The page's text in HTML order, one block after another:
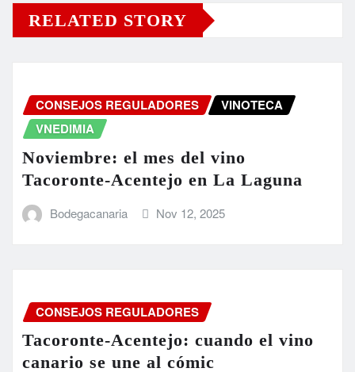
RELATED STORY
CONSEJOS REGULADORES
VINOTECA
VNEDIMIA
Noviembre: el mes del vino
Tacoronte-Acentejo en La Laguna
Bodegacanaria Nov 12, 2025
CONSEJOS REGULADORES
Tacoronte-Acentejo: cuando el vino
canario se une al cómic